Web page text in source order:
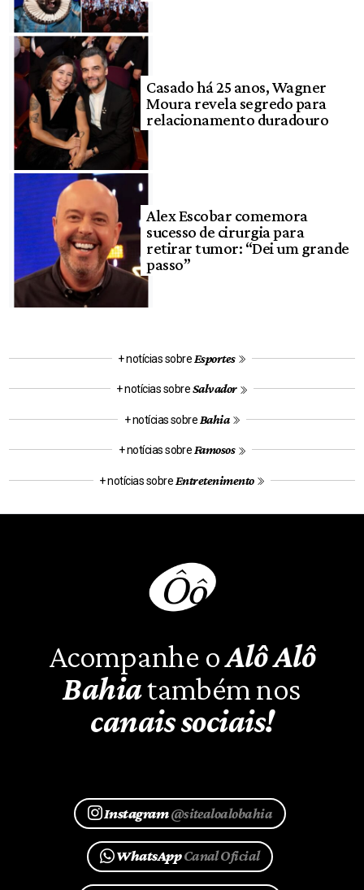
Casado há 25 anos, Wagner
Moura revela segredo para
relacionamento duradouro
Alex Escobar comemora
sucesso de cirurgia para
retirar tumor: “Dei um grande
passo”
+ notícias sobre Esportes
+ notícias sobreSalvador
+ notícias sobre Bahia
+ notícias sobre Famosos
+ notícias sobre Entretenimento
Acompanhe oAlô Alô
Bahiatambém nos
canais sociais!
Instagram@sitealoalobahia
WhatsAppCanal Oficial